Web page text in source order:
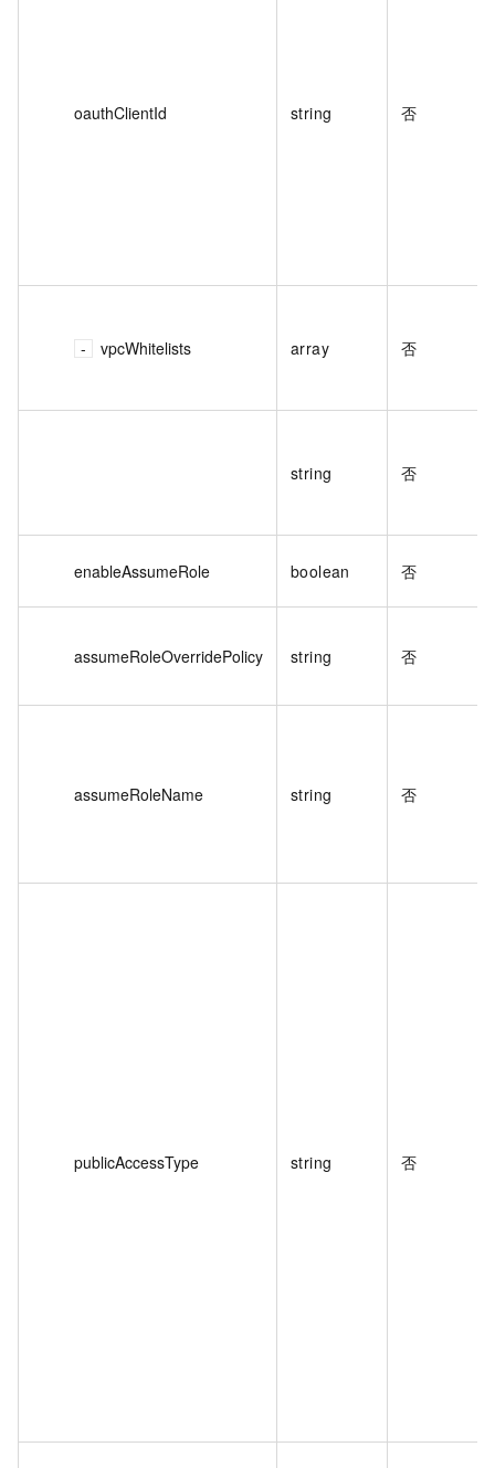
oauthClientId string 否
vpcWhitelists array 否
string 否
enableAssumeRole boolean 否
assumeRoleOverridePolicy string 否
assumeRoleName string 否
publicAccessType string 否